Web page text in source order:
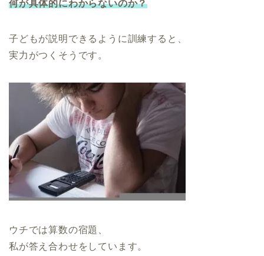
何が具体的にわからないのか？
子どもが説明できるように訓練すると、
実力がつくそうです。
ウチでは算数の宿題、
私が答え合わせをしています。